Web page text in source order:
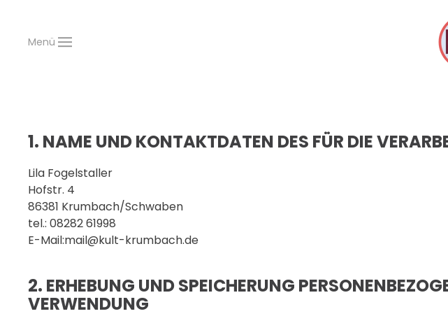
Zum Hauptinhalt springen
Menü
1. NAME UND KONTAKTDATEN DES FÜR DIE
Lila Fogelstaller
Hofstr. 4
86381 Krumbach/Schwaben
tel.: 08282 61998
E-Mail:mail@kult-krumbach.de
2. ERHEBUNG UND SPEICHERUNG
VERWENDUNG